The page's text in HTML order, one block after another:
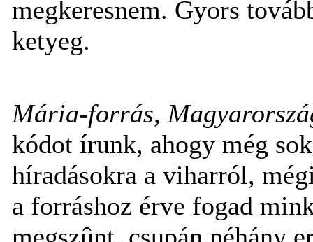
megkeresnem. Gyors
ketyeg.
Mária-forrás,
kódot írunk, ahogy még
híradásokra a viharról,
a forráshoz érve fogad